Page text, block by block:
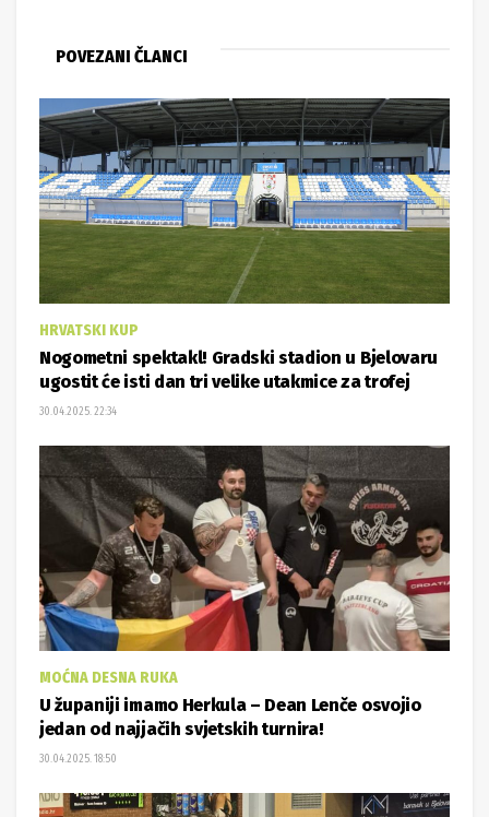
POVEZANI ČLANCI
HRVATSKI KUP
Nogometni spektakl! Gradski stadion u Bjelovaru
ugostit će isti dan tri velike utakmice za trofej
30.04.2025. 22:34
MOĆNA DESNA RUKA
U županiji imamo Herkula – Dean Lenče osvojio
jedan od najjačih svjetskih turnira!
30.04.2025. 18:50